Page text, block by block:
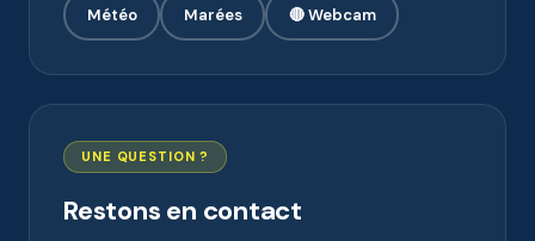
Météo Marées 🔴 Webcam
UNE QUESTION ?
Restons en contact